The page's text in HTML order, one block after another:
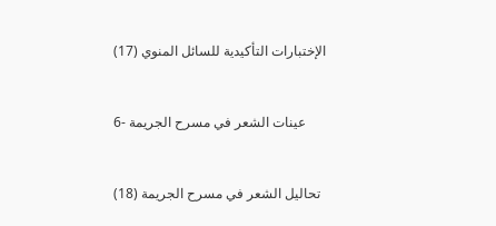
(17) الإختبارات التأكيدية للسائل المنوي
6- عينات الشعر في مسرح الجريمة
(18) تحاليل الشعر في مسرح الجريمة